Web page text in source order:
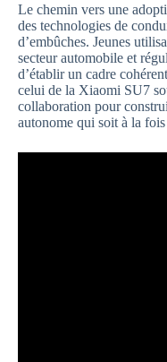
Le chemin vers une
des technologies de
d’embûches. Jeunes
secteur automobile et
d’établir un cadre
celui de la Xiaomi SU7
collaboration pour
autonome qui soit à la